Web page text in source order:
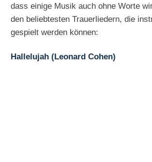
dass einige Musik auch ohne Worte
den beliebtesten Trauerliedern, die
gespielt werden können:
Hallelujah (Leonard Cohen)